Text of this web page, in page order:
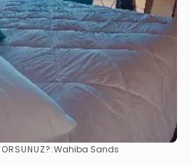
Görüntüle
Wahiba Sands